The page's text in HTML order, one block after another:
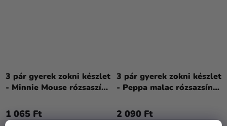
3 pár gyerek zokni készlet
- Minnie Mouse rózsaszín
1 065 Ft
3 pár gyerek zokni készlet
- Peppa malac rózsazsín
2 090 Ft